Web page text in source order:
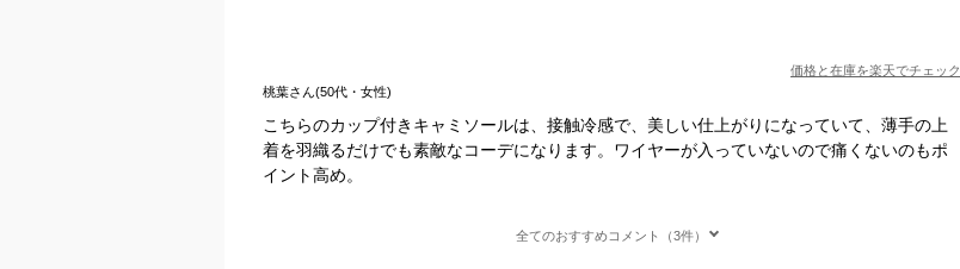
価格と在庫を楽天でチェック
桃葉さん(50代・女性)
こちらのカップ付きキャミソールは、接触冷感で、美しい仕上がりになっていて、薄手の上
着を羽織るだけでも素敵なコーデになります。ワイヤーが入っていないので痛くないのもポ
イント高め。
全てのおすすめコメント（3件）